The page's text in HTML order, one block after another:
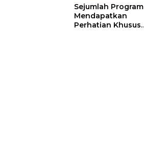
Sejumlah Program
Mendapatkan
Perhatian Khusus